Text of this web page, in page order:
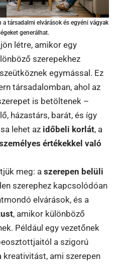
társadalmi elvárások és egyéni vágyak
generálhat.
létre, amikor egy
szerepekhez
egymással. Ez
társadalomban, ahol az
is betöltenek –
házastárs, barát, és így
lehet az időbeli korlát, a
értékekkel való
meg: a szerepen belüli
szerephez kapcsolódóan
elvárások, és a
, amikor különböző
Például egy vezetőnek
a szigorú
ami szerepen